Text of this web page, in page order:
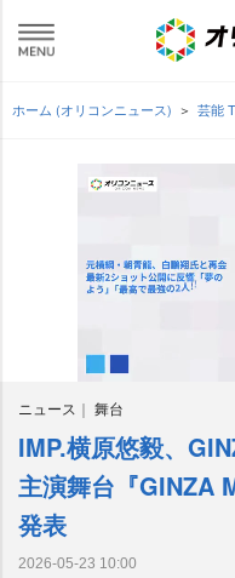
ホーム (オリコンニュース) 芸能
ニュース 舞台
IMP.横原悠毅、
主演舞台『GINZA
発表
2026-05-23 10:00